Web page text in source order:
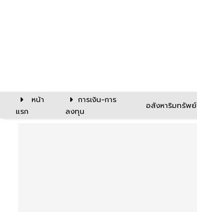
หน้า
แรก
การเงิน-การ
ลงทุน
อสังหาริมทรัพย์